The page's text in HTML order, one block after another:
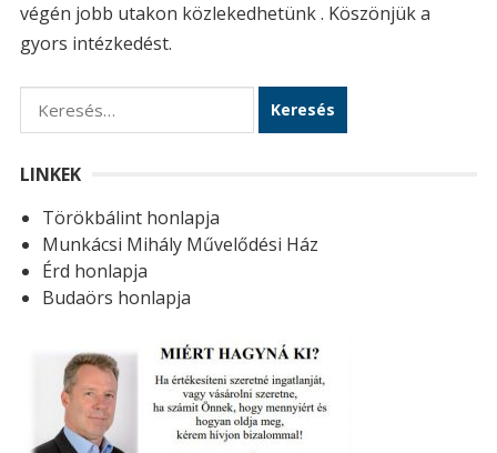
végén jobb utakon közlekedhetünk . Köszönjük a
gyors intézkedést.
e
s
é
s
LINKEK
Törökbálint honlapja
Munkácsi Mihály Művelődési Ház
Érd honlapja
Budaörs honlapja